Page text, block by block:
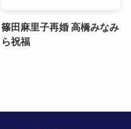
篠田麻里子再婚 高橋みなみ
ら祝福